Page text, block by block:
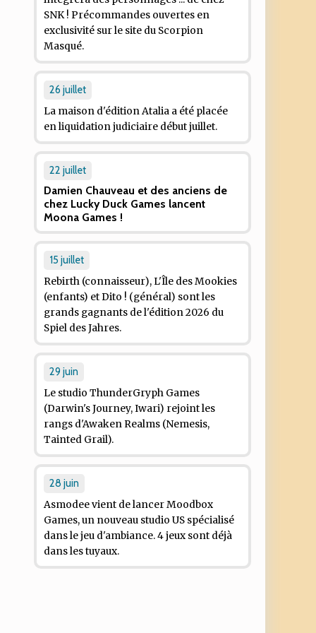
SNK ! Précommandes ouvertes en
exclusivité sur le site du Scorpion
Masqué.
26 juillet
La maison d'édition Atalia a été placée
en liquidation judiciaire début juillet.
22 juillet
Damien Chauveau et des anciens de
chez Lucky Duck Games lancent
Moona Games !
15 juillet
Rebirth (connaisseur), L'Île des Mookies
(enfants) etDito ! (général) sont les
grands gagnants de l'édition 2026 du
Spiel des Jahres.
29 juin
Le studio ThunderGryph Games
(Darwin's Journey,Iwari) rejoint les
rangs d'Awaken Realms (Nemesis,
Tainted Grail).
28 juin
Asmodee vient de lancer Moodbox
Games, un nouveau studio US spécialisé
dans le jeu d'ambiance. 4 jeux sont déjà
dans les tuyaux.